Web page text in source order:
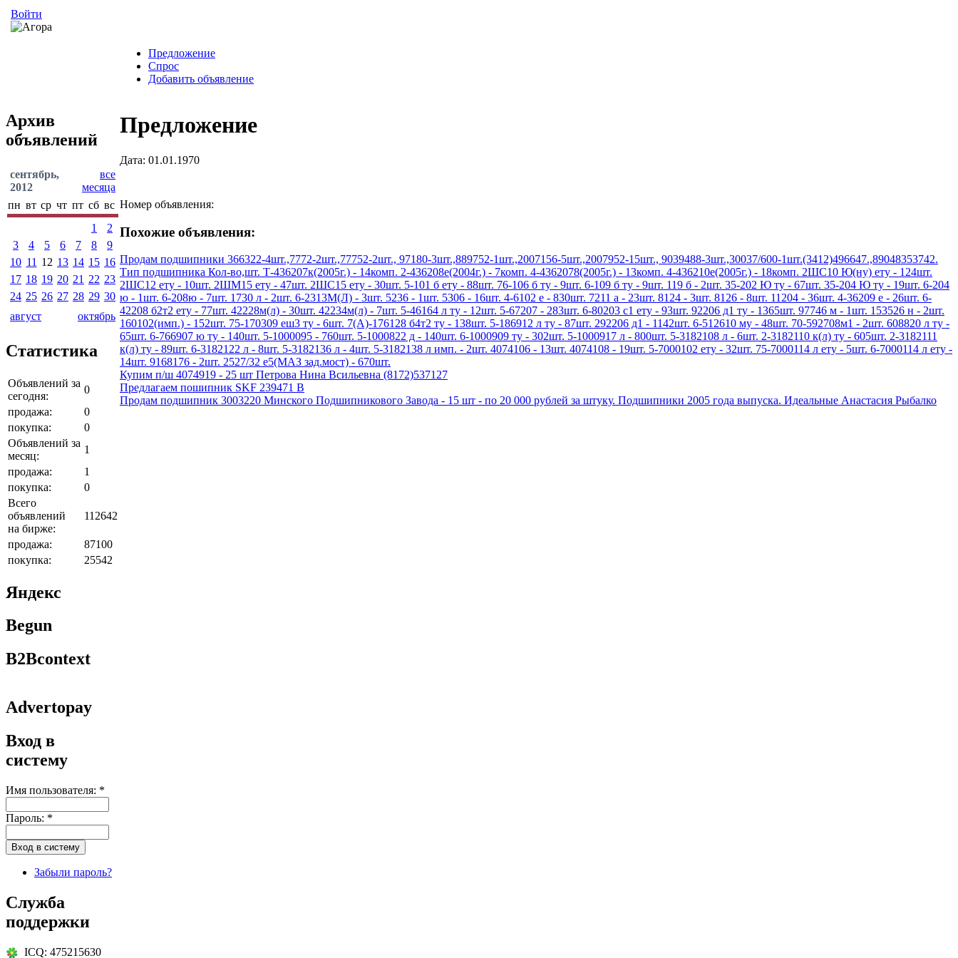
Войти
Предложение
Спрос
Добавить объявление
Архив
объявлений
сентябрь,
2012
все
месяца
пн вт ср чт пт сб вс
1
2
3
4 5 6 7 8
9
10 11 12 13 14 15 16
17 18 19 20 21 22 23
24 25 26 27 28 29 30
август
октябрь
Статистика
Объявлений за
сегодня:
0
продажа:
0
покупка:
0
Объявлений за
месяц:
1
продажа:
1
покупка:
0
Всего
объявлений
на бирже:
112642
продажа:
87100
покупка:
25542
Яндекс
Begun
B2Bcontext
Advertopay
Вход в
систему
Имя пользователя: *
Пароль: *
Забыли пароль?
Служба
поддержки
ICQ: 475215630
Предложение
Дата: 01.01.1970
Номер объявления:
Похожие объявления:
Продам подшипники 366322-4шт.,7772-2шт.,77752-2шт., 97180-3шт.,889752-1шт.,2007156-5шт.,2007952-15шт., 9039488-3шт.,30037/600-1шт.(3412)496647.,89048353742.
Тип подшипника Кол-во,шт. Т-436207к(2005г.) - 14комп. 2-436208е(2004г.) - 7комп. 4-4362078(2005г.) - 13комп. 4-436210е(2005г.) - 18комп. 2ШС10 Ю(ну) ету - 124шт.
2ШС12 ету - 10шт. 2ШМ15 ету - 47шт. 2ШС15 ету - 30шт. 5-101 б ету - 88шт. 76-106 б ту - 9шт. 6-109 б ту - 9шт. 119 б - 2шт. 35-202 Ю ту - 67шт. 35-204 Ю ту - 19шт. 6-204
ю - 1шт. 6-208ю - 7шт. 1730 л - 2шт. 6-2313М(Л) - 3шт. 5236 - 1шт. 5306 - 16шт. 4-6102 е - 830шт. 7211 а - 23шт. 8124 - 3шт. 8126 - 8шт. 11204 - 36шт. 4-36209 е - 26шт. 6-
42208 б2т2 ету - 77шт. 42228м(л) - 30шт. 42234м(л) - 7шт. 5-46164 л ту - 12шт. 5-67207 - 283шт. 6-80203 с1 ету - 93шт. 92206 д1 ту - 1365шт. 97746 м - 1шт. 153526 н - 2шт.
160102(имп.) - 152шт. 75-170309 еш3 ту - 6шт. 7(А)-176128 б4т2 ту - 138шт. 5-186912 л ту - 87шт. 292206 д1 - 1142шт. 6-512610 му - 48шт. 70-592708м1 - 2шт. 608820 л ту -
65шт. 6-766907 ю ту - 140шт. 5-1000095 - 760шт. 5-1000822 д - 140шт. 6-1000909 ту - 302шт. 5-1000917 л - 800шт. 5-3182108 л - 6шт. 2-3182110 к(л) ту - 605шт. 2-3182111
к(л) ту - 89шт. 6-3182122 л - 8шт. 5-3182136 л - 4шт. 5-3182138 л имп. - 2шт. 4074106 - 13шт. 4074108 - 19шт. 5-7000102 ету - 32шт. 75-7000114 л ету - 5шт. 6-7000114 л ету -
14шт. 9168176 - 2шт. 2527/32 е5(МАЗ зад.мост) - 670шт.
Купим п/ш 4074919 - 25 шт Петрова Нина Всильевна (8172)537127
Предлагаем пошипник SKF 239471 B
Продам подшипник 3003220 Минского Подшипникового Завода - 15 шт - по 20 000 рублей за штуку. Подшипники 2005 года выпуска. Идеальные Анастасия Рыбалко